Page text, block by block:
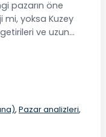
pazarın öne
mi, yoksa Kuzey
getirileri ve uzun
, Pazar analizleri,